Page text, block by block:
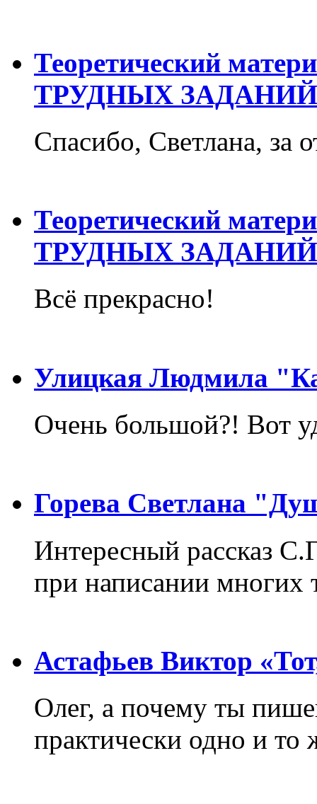
Теоретический
ТРУДНЫХ
Спасибо, Светлана, за
Теоретический
ТРУДНЫХ
Всё прекрасно!
Улицкая Людмила
Очень большой?! Вот
Горева Светлана
Интересный рассказ
при написании многих
Астафьев Виктор
Олег, а почему ты
практически одно и то